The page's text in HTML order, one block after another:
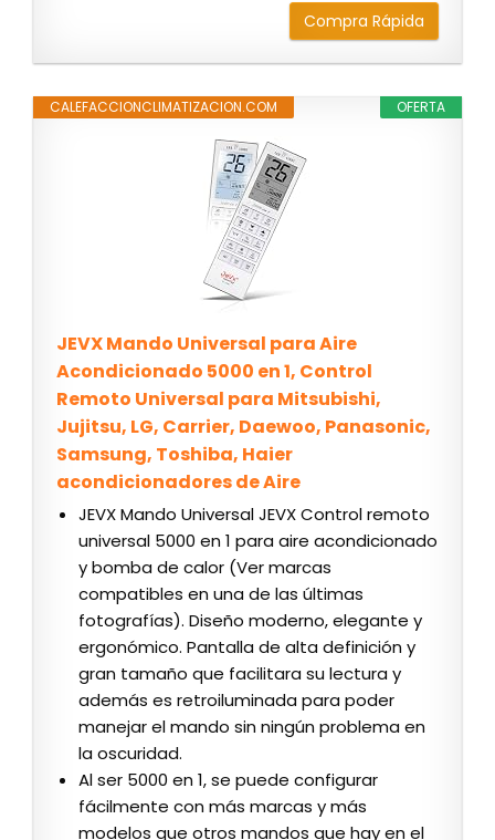
Compra Rápida
OFERTA
CALEFACCIONCLIMATIZACION.COM
JEVX Mando Universal para Aire
Acondicionado 5000 en 1, Control
Remoto Universal para Mitsubishi,
Jujitsu, LG, Carrier, Daewoo, Panasonic,
Samsung, Toshiba, Haier
acondicionadores de Aire
JEVX Mando Universal JEVX Control remoto
universal 5000 en 1 para aire acondicionado
y bomba de calor (Ver marcas
compatibles en una de las últimas
fotografías). Diseño moderno, elegante y
ergonómico. Pantalla de alta definición y
gran tamaño que facilitara su lectura y
además es retroiluminada para poder
manejar el mando sin ningún problema en
la oscuridad.
Al ser 5000 en 1, se puede configurar
fácilmente con más marcas y más
modelos que otros mandos que hay en el